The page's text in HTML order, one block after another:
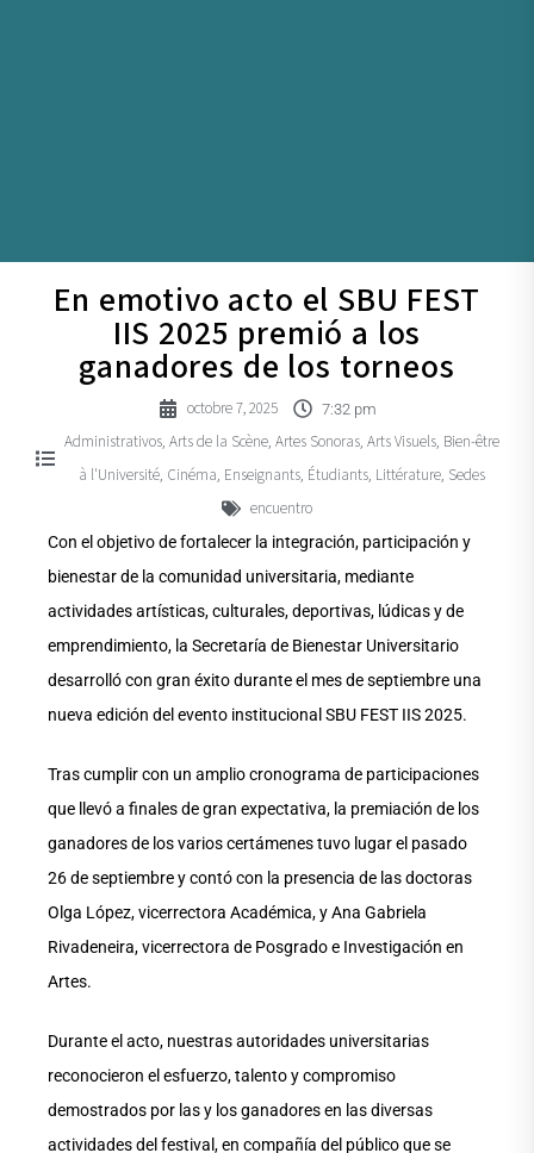
En emotivo acto el SBU FEST
IIS 2025 premió a los
ganadores de los torneos
octobre 7, 2025 7:32 pm
Administrativos, Arts de la Scène, Artes Sonoras, Arts Visuels, Bien-être
à l'Université, Cinéma Enseignants, Étudiants, Littérature, Sedes
encuentro
Con el objetivo de fortalecer la integración, participación y
bienestar de la comunidad universitaria, mediante
actividades artísticas, culturales, deportivas, lúdicas y de
emprendimiento, la Secretaría de Bienestar Universitario
desarrolló con gran éxito durante el mes de septiembre una
nueva edición del evento institucional SBU FEST IIS 2025.
Tras cumplir con un amplio cronograma de participaciones
que llevó a finales de gran expectativa, la premiación de los
ganadores de los varios certámenes tuvo lugar el pasado
26 de septiembre y contó con la presencia de las doctoras
Olga López, vicerrectora Académica, y Ana Gabriela
Rivadeneira, vicerrectora de Posgrado e Investigación en
Artes.
Durante el acto, nuestras autoridades universitarias
reconocieron el esfuerzo, talento y compromiso
demostrados por las y los ganadores en las diversas
actividades del festival, en compañía del público que se